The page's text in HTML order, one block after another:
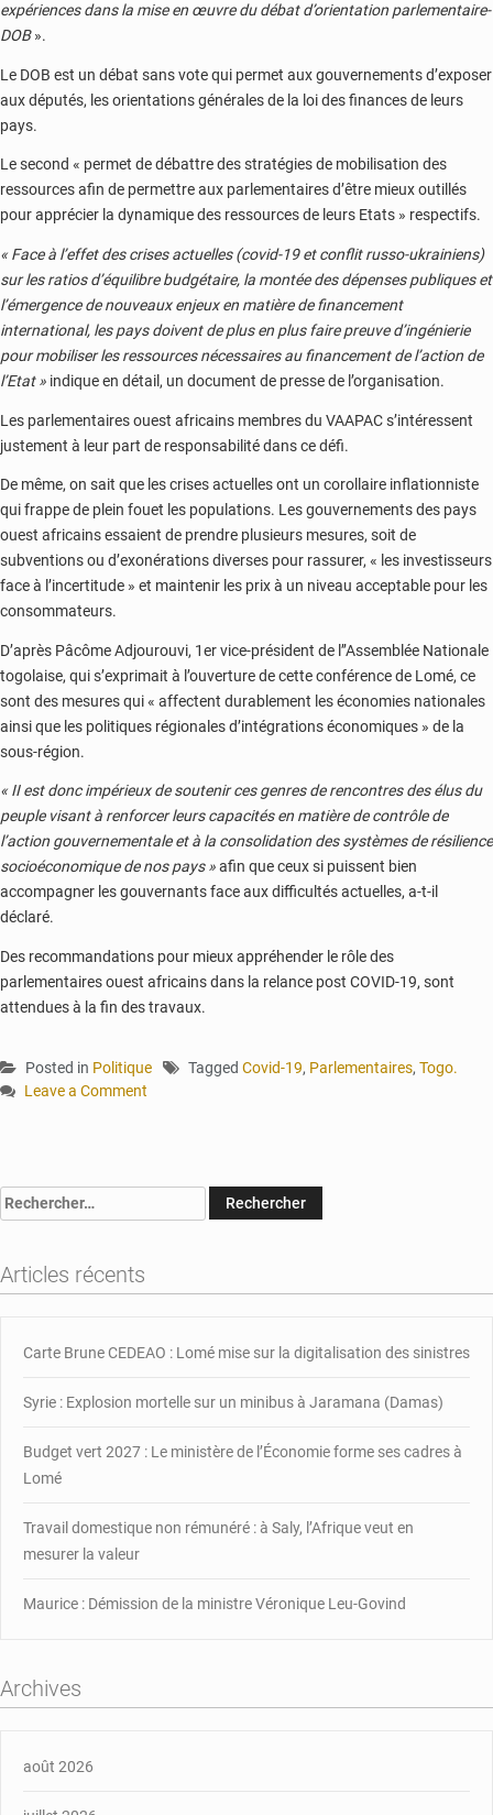
expériences dans la mise en œuvre du débat d’orientation parlementaire-
DOB».
Le DOB est un débat sans vote qui permet aux gouvernements d’exposer
aux députés, les orientations générales de la loi des finances de leurs
pays.
Le second « permet de débattre des stratégies de mobilisation des
ressources afin de permettre aux parlementaires d’être mieux outillés
pour apprécier la dynamique des ressources de leurs Etats » respectifs.
« Face à l’effet des crises actuelles (covid-19 et conflit russo-ukrainiens)
sur les ratios d’équilibre budgétaire, la montée des dépenses publiques et
l’émergence de nouveaux enjeux en matière de financement
international, les pays doivent de plus en plus faire preuve d’ingénierie
pour mobiliser les ressources nécessaires au financement de l’action de
l’Etat » indique en détail, un document de presse de l’organisation.
Les parlementaires ouest africains membres du VAAPAC s’intéressent
justement à leur part de responsabilité dans ce défi.
De même, on sait que les crises actuelles ont un corollaire inflationniste
qui frappe de plein fouet les populations. Les gouvernements des pays
ouest africains essaient de prendre plusieurs mesures, soit de
subventions ou d’exonérations diverses pour rassurer, « les investisseurs
face à l’incertitude » et maintenir les prix à un niveau acceptable pour les
consommateurs.
D’après Pâcôme Adjourouvi, 1er vice-président de l’’Assemblée Nationale
togolaise, qui s’exprimait à l’ouverture de cette conférence de Lomé, ce
sont des mesures qui « affectent durablement les économies nationales
ainsi que les politiques régionales d’intégrations économiques » de la
sous-région.
« II est donc impérieux de soutenir ces genres de rencontres des élus du
peuple visant à renforcer leurs capacités en matière de contrôle de
l’action gouvernementale et à la consolidation des systèmes de résilience
socioéconomique de nos pays »afin que ceux si puissent bien
accompagner les gouvernants face aux difficultés actuelles, a-t-il
déclaré.
Des recommandations pour mieux appréhender le rôle des
parlementaires ouest africains dans la relance post COVID-19, sont
attendues à la fin des travaux.
Posted in Politique Tagged Covid-19, Parlementaires, Togo.
Leave a Comment
parlementaires
discutent
de
relance
19
Rechercher :
Articles récents
Carte Brune CEDEAO : Lomé mise sur la digitalisation des sinistres
Syrie : Explosion mortelle sur un minibus à Jaramana (Damas)
Budget vert 2027 : Le ministère de l’Économie forme ses cadres à
Lomé
Travail domestique non rémunéré : à Saly, l’Afrique veut en
mesurer la valeur
Maurice : Démission de la ministre Véronique Leu-Govind
Archives
août 2026